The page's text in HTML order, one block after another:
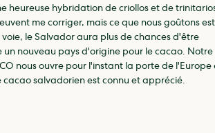
heureuse hybridation de criollos et de
me corriger, mais ce que nous goûtons est
le Salvador aura plus de chances d'être
un nouveau pays d'origine pour le cacao. Notre
nous ouvre pour l'instant la porte de l'Europe
cacao salvadorien est connu et apprécié.